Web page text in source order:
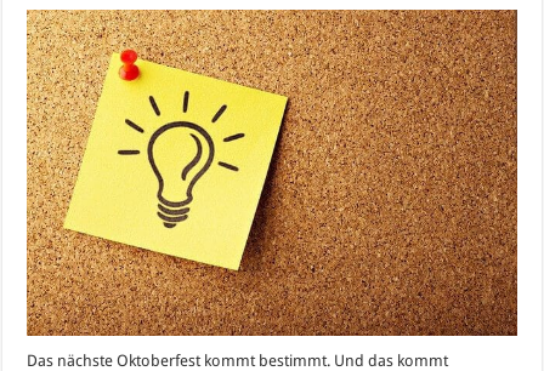
im
Internet
bestellen
Das nächste Oktoberfest kommt bestimmt. Und das kommt